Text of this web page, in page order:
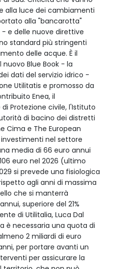
alla luce dei cambiamenti
alla "bancarotta"
e delle nuove direttive
standard più stringenti
delle acque. È il
Blue Book - la
dati del servizio idrico -
Utilitatis e promosso da
Enea, il
Protezione civile, l'Istituto
di bacino dei distretti
Cima e The European
nel settore
media di 66 euro annui
euro nel 2026 (ultimo
si prevede una fisiologica
agli anni di massima
che si manterrà
superiore del 21%
di Utilitalia, Luca Dal
è necessaria una quota di
2 miliardi di euro
per portare avanti un
per assicurare la